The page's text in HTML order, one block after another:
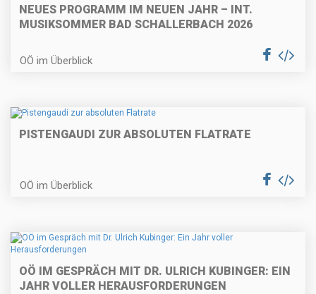
NEUES PROGRAMM IM NEUEN JAHR – INT.
MUSIKSOMMER BAD SCHALLERBACH 2026
OÖ im Überblick
PISTENGAUDI ZUR ABSOLUTEN FLATRATE
OÖ im Überblick
OÖ IM GESPRÄCH MIT DR. ULRICH KUBINGER: EIN
JAHR VOLLER HERAUSFORDERUNGEN